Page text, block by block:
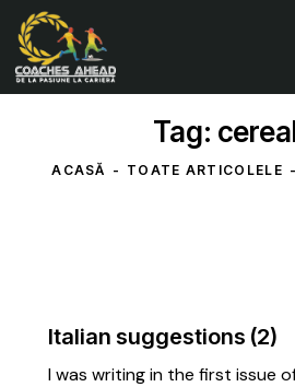
Tag:
ACASĂ TOATE ARTICOLELE
Italian suggestions (2)
I was writing in the first issue